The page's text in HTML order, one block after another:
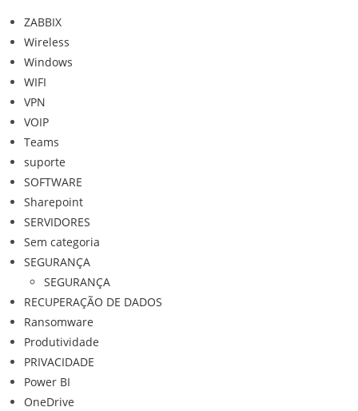
ZABBIX
Wireless
Windows
WIFI
VPN
VOIP
Teams
suporte
SOFTWARE
Sharepoint
SERVIDORES
Sem categoria
SEGURANÇA
SEGURANÇA
RECUPERAÇÃO DE DADOS
Ransomware
Produtividade
PRIVACIDADE
Power BI
OneDrive